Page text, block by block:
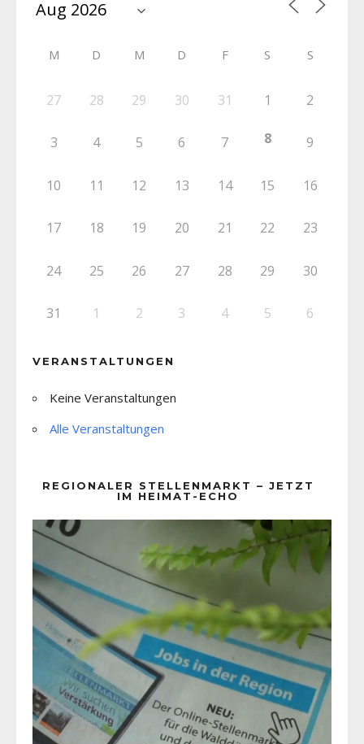
M D M D F S S
27 28 29 30 31 1 2
3 4 5 6 7 8 9
10 11 12 13 14 15 16
17 18 19 20 21 22 23
24 25 26 27 28 29 30
31 1 2 3 4 5 6
VERANSTALTUNGEN
Keine Veranstaltungen
Alle Veranstaltungen
REGIONALER STELLENMARKT – JETZT
IM HEIMAT-ECHO
Player